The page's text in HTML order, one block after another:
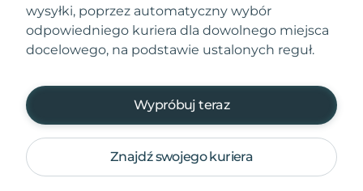
wysyłki, poprzez automatyczny wybór
odpowiedniego kuriera dla dowolnego miejsca
docelowego, na podstawie ustalonych reguł.
Wypróbuj teraz
Znajdź swojego kuriera